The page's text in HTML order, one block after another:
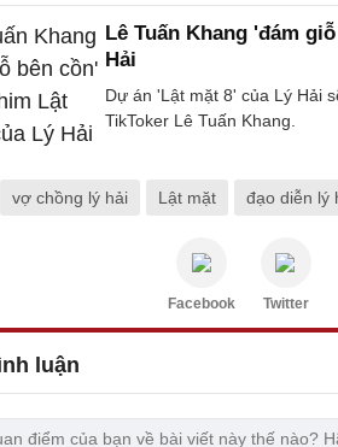
Lê Tuấn Khang 'đám
Hải
Dự án 'Lật mặt 8' của Lý Hải
TikToker Lê Tuấn Khang.
vợ chồng lý hải Lật mặt đạo diễn lý
Facebook Twitter
luận